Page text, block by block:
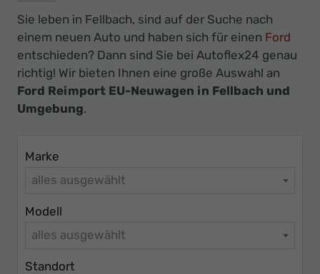
-
Ihr
Innovatives
Autohaus
Sie leben in Fellbach, sind auf der Suche nach
einem neuen Auto und haben sich für einen Ford
entschieden? Dann sind Sie bei Autoflex24 genau
richtig! Wir bieten Ihnen eine große Auswahl an
Ford Reimport EU-Neuwagen in Fellbach und
Umgebung.
Marke
alles ausgewählt
Modell
alles ausgewählt
Standort